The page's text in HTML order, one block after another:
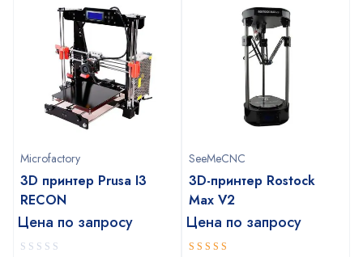
Microfactory
3D принтер Prusa I3
RECON
Цена по запросу
SeeMeCNC
3D-принтер Rostock
Max V2
Цена по запросу